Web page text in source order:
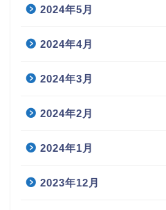
2024年5月
2024年4月
2024年3月
2024年2月
2024年1月
2023年12月